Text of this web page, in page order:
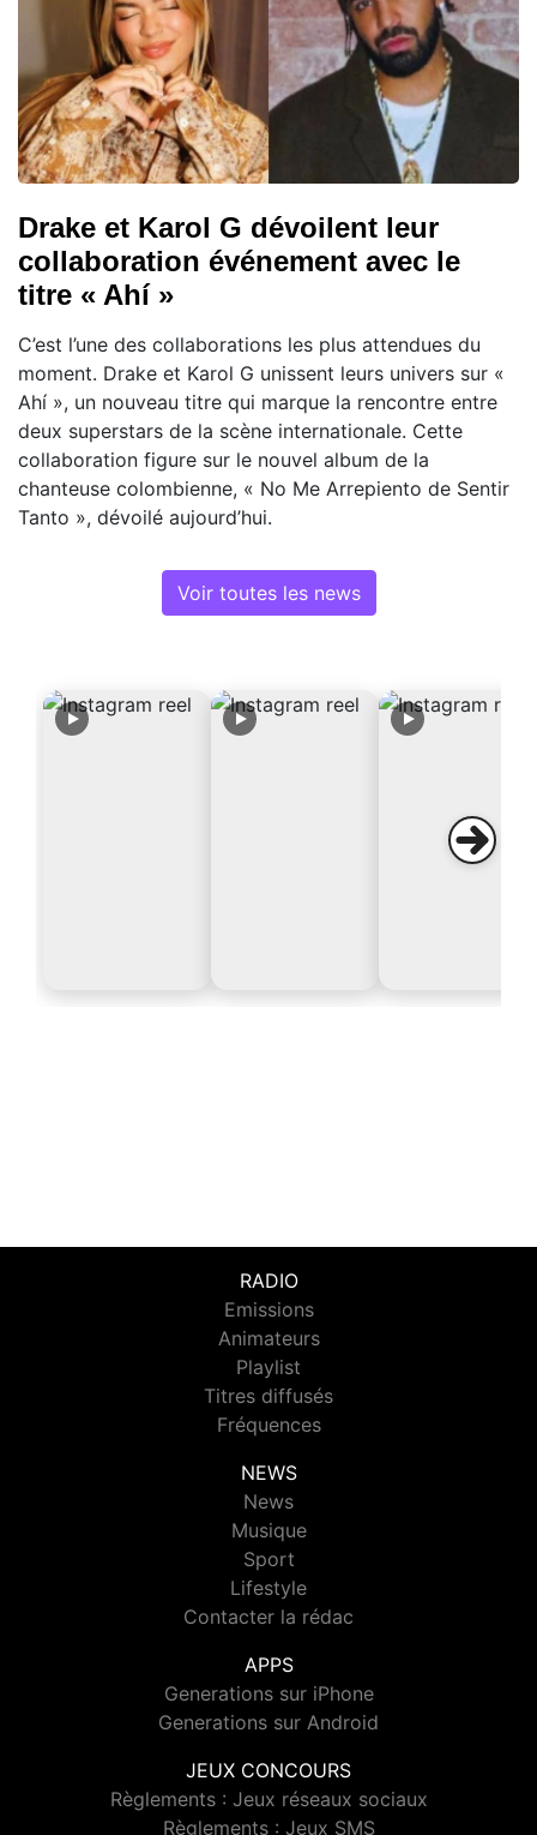
Drake et Karol G dévoilent leur
collaboration événement avec le
titre « Ahí »
C’est l’une des collaborations les plus attendues du
moment. Drake et Karol G unissent leurs univers sur «
Ahí », un nouveau titre qui marque la rencontre entre
deux superstars de la scène internationale. Cette
collaboration figure sur le nouvel album de la
chanteuse colombienne, « No Me Arrepiento de Sentir
Tanto », dévoilé aujourd’hui.
Voir toutes les news
RADIO
Emissions
Animateurs
Playlist
Titres diffusés
Fréquences
NEWS
News
Musique
Sport
Lifestyle
Contacter la rédac
APPS
Generations sur iPhone
Generations sur Android
JEUX CONCOURS
Règlements : Jeux réseaux sociaux
Règlements : Jeux SMS